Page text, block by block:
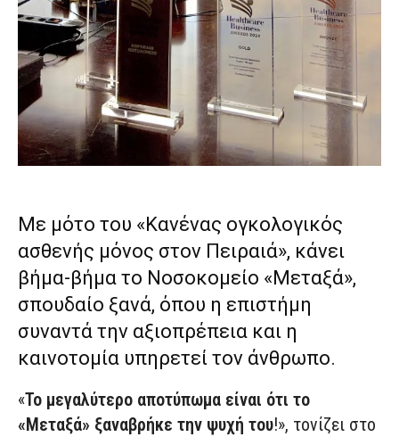
Με μότο του «Κανένας ογκολογικός
ασθενής μόνος στον Πειραιά», κάνει
βήμα-βήμα το Νοσοκομείο «Μεταξά»,
σπουδαίο ξανά, όπου η επιστήμη
συναντά την αξιοπρέπεια και η
καινοτομία υπηρετεί τον άνθρωπο.
«Το μεγαλύτερο αποτύπωμα είναι ότι το
«Μεταξά» ξαναβρήκε την ψυχή του!», τονίζει στο